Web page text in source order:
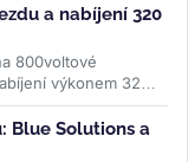
a nabíjení 320
800voltové
výkonem 320
Blue Solutions a